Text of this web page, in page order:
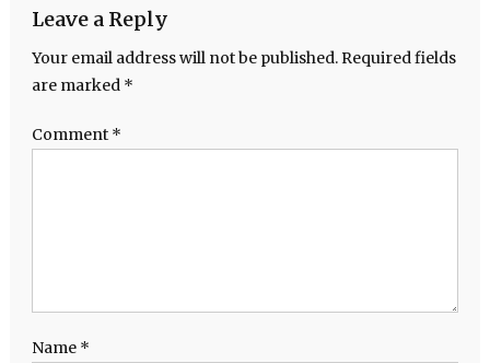
Leave a Reply
Your email address will not be published. Required fields
are marked *
Comment *
Name *